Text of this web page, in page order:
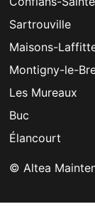
Sartrouville
Maisons-
Montigny-le-
Les Mureaux
Buc
Élancourt
© Altea